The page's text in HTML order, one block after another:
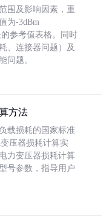
围及影响因素，重
为-3dBm
参考值表格。同时
、连接器问题）及
问题。
方法
载损耗的国家标准
变压器损耗计算实
力变压器损耗计算
号参数，指导用户